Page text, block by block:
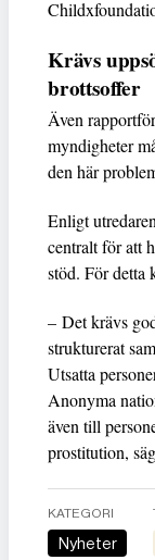
Krävs
brottsoffer
Även
myndigheter
den här
Enligt
centralt för att
stöd. För detta
– Det krävs
strukturerat
Utsatta
Anonyma
även till
prostitution,
KATEGORI
Nyheter